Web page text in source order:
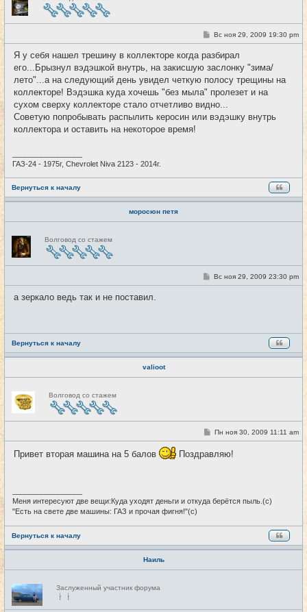
в
с
е
и
#16
С
о
б
щ
н
и
Вс ноя 29, 2009 19:30 pm
Я у себя нашел трешину в коллекторе когда разбирал
его...Брызнул вэдэшкой внутрь, на закисшую заслонку "зима/
лето"...а на следующий день увидел четкую полосу трещины на
коллекторе! Вэдэшка куда хочешь "без мыла" пролезет и на
сухом сверху коллекторе стало отчетливо видно...
Советую попробывать распылить керосин или вэдэшку внутрь
коллектора и оставить на некоторое время!
ГАЗ-24 - 1975г, Chevrolet Niva 2123 - 2014г.
Вернуться к началу
моросюн петя
Н
е
в
с
е
и
Волговод со стажем
#17
С
о
и
Вс ноя 29, 2009 23:30 pm
а зеркало ведь так и не поставил.
Вернуться к началу
valioot
е
е
и
Волговод со стажем
#18
С
о
б
е
Пн ноя 30, 2009 11:11 am
Привет вторая машина на 5 балов Поздравляю!
Меня интересуют две вещи:Куда уходят деньги и откуда берётся пыль.(с)
"Есть на свете две машины: ГАЗ и прочая фигня!"(с)
Вернуться к началу
Наиль
Н
е
в
с
Заслуженный участник форума